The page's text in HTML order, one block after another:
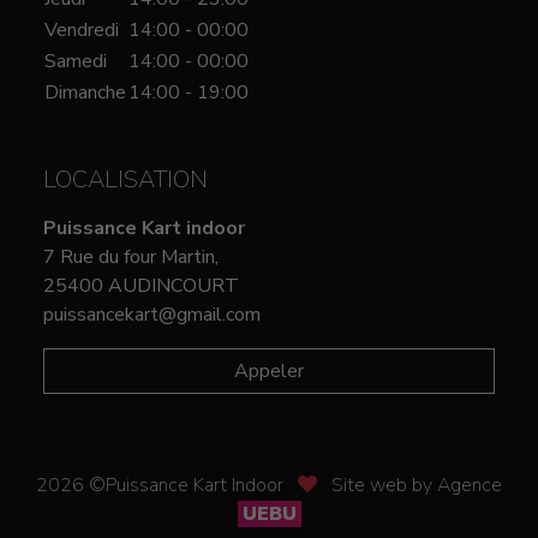
Vendredi 14:00 - 00:00
Samedi
14:00 - 00:00
Dimanche 14:00 - 19:00
LOCALISATION
Puissance Kart indoor
7 Rue du four Martin,
25400 AUDINCOURT
puissancekart@gmail.com
Appeler
2026 ©Puissance Kart Indoor
Site web by Agence
UEBU